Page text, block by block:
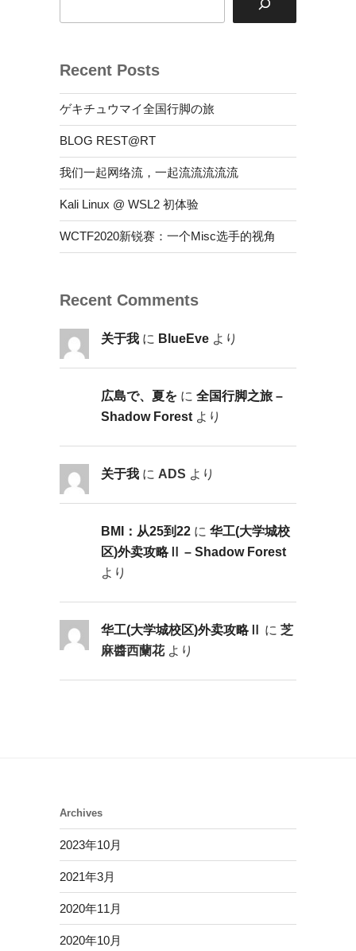
Recent Posts
ゲキチュウマイ全国行脚の旅
BLOG REST@RT
我们一起网络流，一起流流流流流
Kali Linux @ WSL2 初体验
WCTF2020新锐赛：一个Misc选手的视角
Recent Comments
关于我に BlueEveより
広島で、夏をに 全国行脚之旅 –
Shadow Forestより
关于我に ADS より
BMI：从25到22に 华工(大学城校
区)外卖攻略Ⅱ – Shadow Forest
より
华工(大学城校区)外卖攻略Ⅱ に 芝
麻醬西蘭花より
Archives
2023年10月
2021年3月
2020年11月
2020年10月